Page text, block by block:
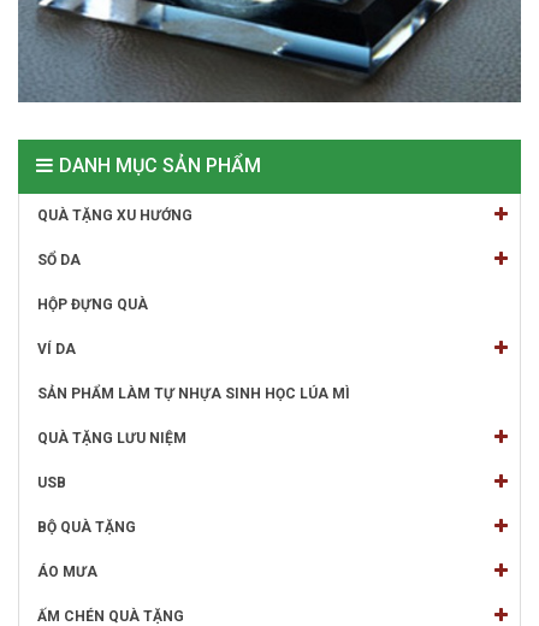
DANH MỤC SẢN PHẨM
QUÀ TẶNG XU HƯỚNG
SỔ DA
HỘP ĐỰNG QUÀ
VÍ DA
SẢN PHẨM LÀM TỰ NHỰA SINH HỌC LÚA MÌ
QUÀ TẶNG LƯU NIỆM
USB
BỘ QUÀ TẶNG
ÁO MƯA
ẤM CHÉN QUÀ TẶNG